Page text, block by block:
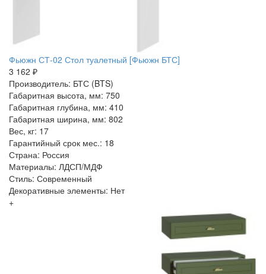
Фьюжн СТ-02 Стол туалетный [Фьюжн БТС]
3 162 ₽
Производитель: БТС (BTS)
Габаритная высота, мм: 750
Габаритная глубина, мм: 410
Габаритная ширина, мм: 802
Вес, кг: 17
Гарантийный срок мес.: 18
Страна: Россия
Материалы: ЛДСП/МДФ
Стиль: Современный
Декоративные элементы: Нет
+